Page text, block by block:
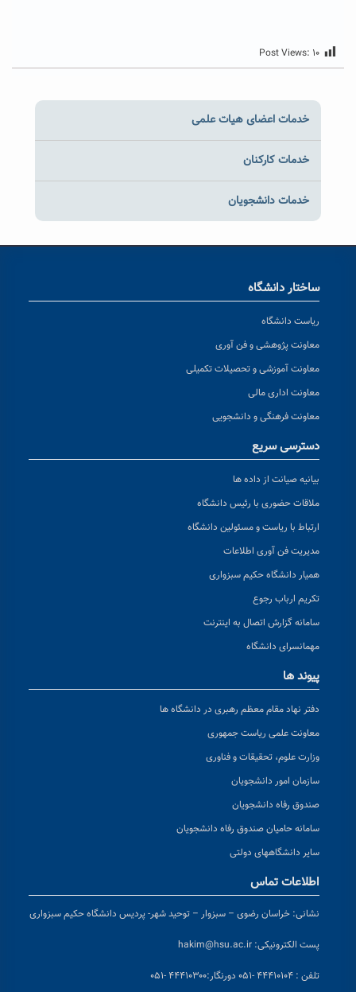
Post Views: ۱۰
خدمات اعضای هیات علمی
خدمات کارکنان
خدمات دانشجویان
ساختار دانشگاه
ریاست دانشگاه
معاونت پژوهشی و فن آوری
معاونت آموزشی و تحصیلات تکمیلی
معاونت اداری مالی
معاونت فرهنگی و دانشجویی
دسترسی سریع
بیانیه صیانت از داده ها
ملاقات حضوری با رئیس دانشگاه
ارتباط با ریاست و مسئولین دانشگاه
مدیریت فن آوری اطلاعات
همیار دانشگاه حکیم سبزواری
تکریم ارباب رجوع
سامانه گزارش اتصال به اینترنت
مهمانسرای دانشگاه
پیوند ها
دفتر نهاد مقام معظم رهبری در دانشگاه ها
معاونت علمی ریاست جمهوری
وزارت علوم، تحقیقات و فناوری
سازمان امور دانشجویان
صندوق رفاه دانشجویان
سامانه حامیان صندوق رفاه دانشجویان
سایر دانشگاههای دولتی
اطلاعات تماس
نشانی: خراسان رضوی – سبزوار – توحید شهر- پردیس دانشگاه حکیم سبزواری
پست الکترونیکی: hakim@hsu.ac.ir
تلفن : ۴۴۴۱۰۱۰۴ -۰۵۱ دورنگار:۴۴۴۱۰۳۰۰ -۰۵۱